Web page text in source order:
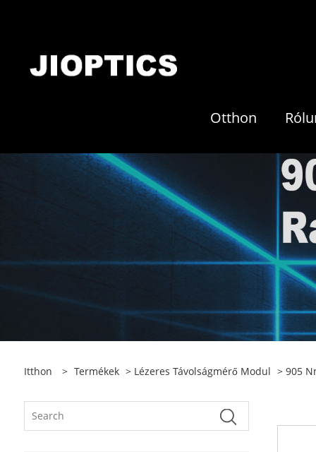
Otthon
Itthon > Termékek > Lézeres Távolságmérő Modul > 905